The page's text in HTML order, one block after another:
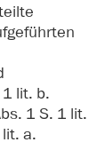
lit. b.
1 S. 1 lit.
lit. a.